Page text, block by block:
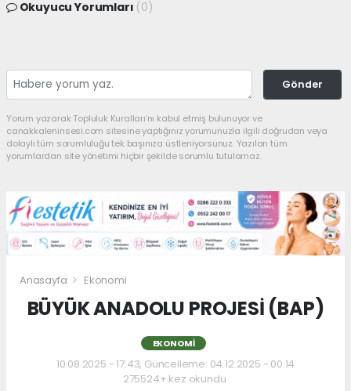
Okuyucu Yorumları (0)
Gönder
Yorum yazarak Topluluk Kuralları’nı kabul etmiş bulunuyor ve
canakkaleninsesi.com sitesine yaptığınız yorumunuzla ilgili doğrudan veya
dolaylı tüm sorumluluğu tek başınıza üstleniyorsunuz. Yazılan tüm
yorumlardan site yönetimi hiçbir şekilde sorumlu tutulamaz.
Anasayfa Ekonomi
BÜYÜK ANADOLU PROJESİ (BAP)
EKONOMI
10.08.2025 - 17:43, Güncelleme: 04.12.2025 - 00:14
275524+ kez okundu.